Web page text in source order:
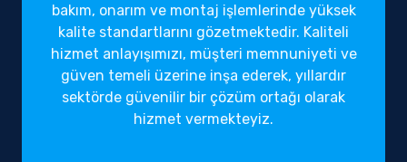
bakım, onarım ve montaj işlemlerinde yüksek
kalite standartlarını gözetmektedir. Kaliteli
hizmet anlayışımızı, müşteri memnuniyeti ve
güven temeli üzerine inşa ederek, yıllardır
sektörde güvenilir bir çözüm ortağı olarak
hizmet vermekteyiz.